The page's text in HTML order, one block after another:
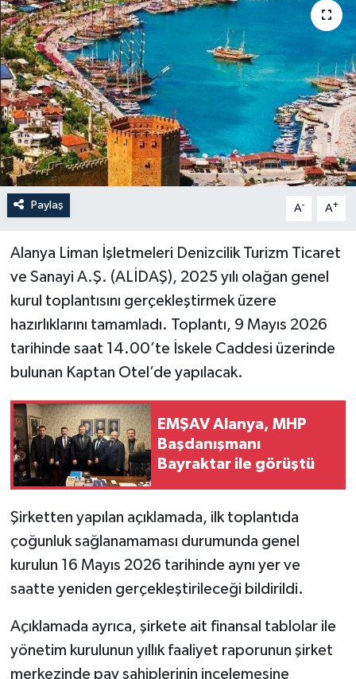
Paylaş A- A+
Alanya Liman İşletmeleri Denizcilik Turizm Ticaret
ve Sanayi A.Ş. (ALİDAŞ), 2025 yılı olağan genel
kurul toplantısını gerçekleştirmek üzere
hazırlıklarını tamamladı. Toplantı, 9 Mayıs 2026
tarihinde saat 14.00’te İskele Caddesi üzerinde
bulunan Kaptan Otel’de yapılacak.
EMŞAV Alanya, MHP
Başdanışmanı
Bayraktar ile görüştü
Şirketten yapılan açıklamada, ilk toplantıda
çoğunluk sağlanamaması durumunda genel
kurulun 16 Mayıs 2026 tarihinde aynı yer ve
saatte yeniden gerçekleştirileceği bildirildi.
Açıklamada ayrıca, şirkete ait finansal tablolar ile
yönetim kurulunun yıllık faaliyet raporunun şirket
merkezinde pay sahiplerinin incelemesine
Haber Arşivi